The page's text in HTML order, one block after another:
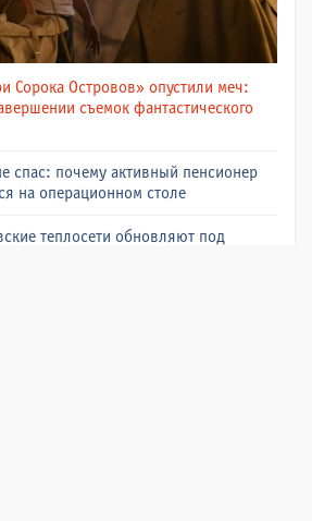
Сорока Островов» опустили меч:
съемок фантастического
спас: почему активный пенсионер
на операционном столе
теплосети обновляют под